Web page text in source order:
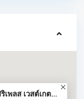
พลส เวสต์เกต...